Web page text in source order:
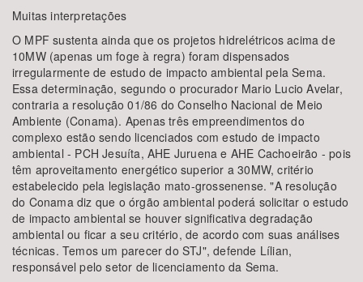
Muitas interpretações
O MPF sustenta ainda que os projetos hidrelétricos acima de
10MW (apenas um foge à regra) foram dispensados
irregularmente de estudo de impacto ambiental pela Sema.
Essa determinação, segundo o procurador Mario Lucio Avelar,
contraria a resolução 01/86 do Conselho Nacional de Meio
Ambiente (Conama). Apenas três empreendimentos do
complexo estão sendo licenciados com estudo de impacto
ambiental - PCH Jesuíta, AHE Juruena e AHE Cachoeirão - pois
têm aproveitamento energético superior a 30MW, critério
estabelecido pela legislação mato-grossenense. "A resolução
do Conama diz que o órgão ambiental poderá solicitar o estudo
de impacto ambiental se houver significativa degradação
ambiental ou ficar a seu critério, de acordo com suas análises
técnicas. Temos um parecer do STJ", defende Lílian,
responsável pelo setor de licenciamento da Sema.